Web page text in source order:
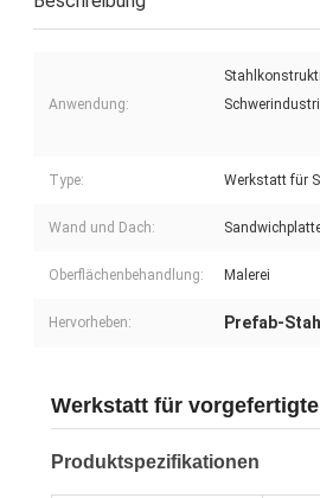
Anwendung:
Type: Werkstatt für
Wand und Dach:
Oberflächenbehandlung: Malerei
Hervorheben: Prefab-
Werkstatt für
Produktspezifikationen